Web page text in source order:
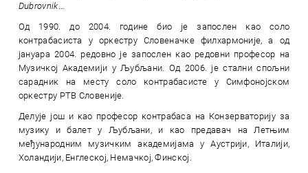
Dubrovnik…
Од 1990. до 2004. године био је запослен као соло
контрабасиста у оркестру Словеначке филхармоније, а од
јануара 2004. редовно је запослен као редовни професор на
Музичкој Академији у Љубљани. Од 2006. је стални спољни
сарадник на месту соло контрабасисте у Симфонојском
оркестру РТВ Словеније.
Делује још и као професор контрабаса на Конзерваторију за
музику и балет у Љубљани, и као предавач на Летњим
међународним музичким академијама у Аустрији, Италији,
Холандији, Енглеској, Немачкој, Финској.